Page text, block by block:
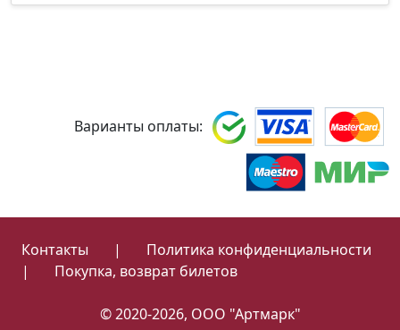
Варианты оплаты:
Контакты |
Политика конфиденциальности
|
Покупка, возврат билетов
© 2020-2026, ООО "Артмарк"